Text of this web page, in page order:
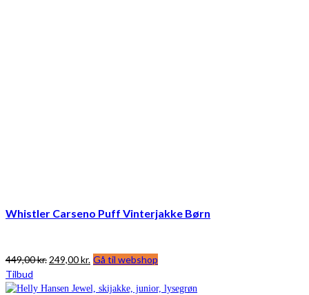
Whistler Carseno Puff Vinterjakke Børn
449,00kr. Den
pris
249,00kr. Den
pris
Gå til webshop
Tilbud